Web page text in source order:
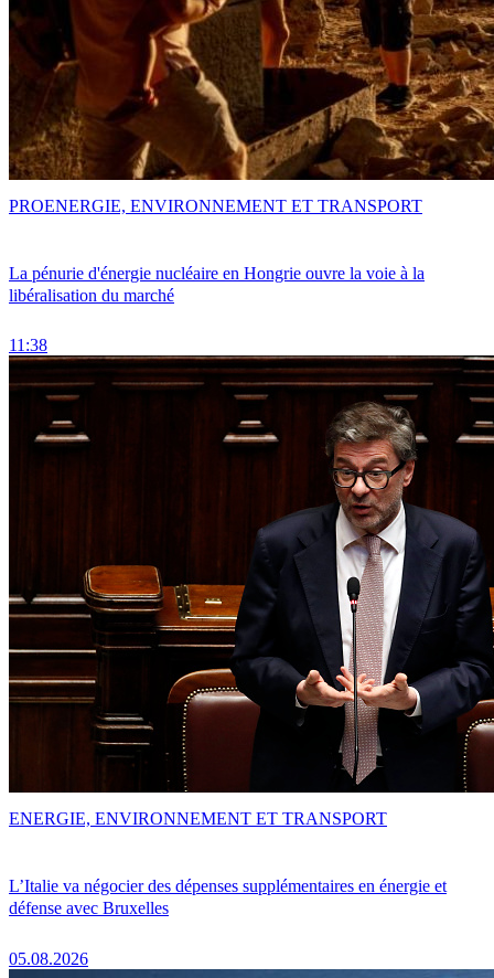
La pénurie d'énergie nucléaire en Hongrie ouvre la voie à la
libéralisation du marché
11:38
PROENERGIE, ENVIRONNEMENT ET TRANSPORT
L’Italie va négocier des dépenses supplémentaires en énergie et
défense avec Bruxelles
05.08.2026
ENERGIE, ENVIRONNEMENT ET TRANSPORT